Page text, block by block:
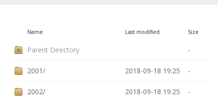
Name Last modified Size
Parent Directory -
2001/ 2018-09-18 19:25 -
2002/ 2018-09-18 19:25 -